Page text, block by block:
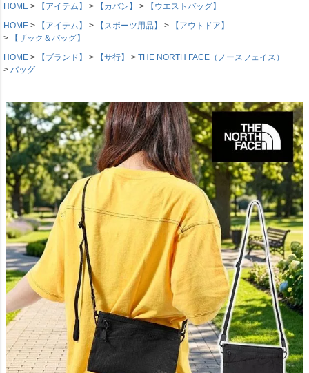
HOME 【アイテム】 【カバン】
【ウエストバッグ】
HOME
【アイテム】 【スポーツ用品】
【アウトドア】
【ザック＆バッグ】
HOME
【ブランド】 【サ行】
THE NORTH FACE（ノースフェイス）
バッグ